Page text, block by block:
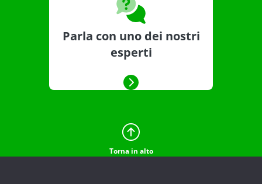
Parla con uno dei nostri
esperti
Torna in alto